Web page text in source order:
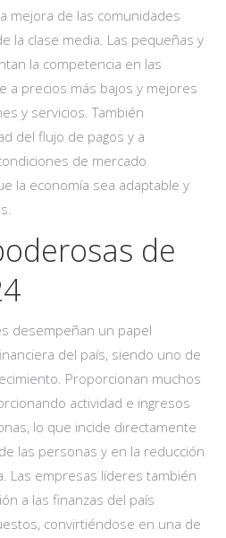
mejora de las comunidades
la clase media. Las pequeñas y
la competencia en las
a precios más bajos y mejores
y servicios. También
del flujo de pagos y a
de mercado
la economía sea adaptable y
de
desempeñan un papel
del país, siendo uno de
Proporcionan muchos
actividad e ingresos
lo que incide directamente
las personas y en la reducción
Las empresas líderes también
a las finanzas del país
convirtiéndose en una de